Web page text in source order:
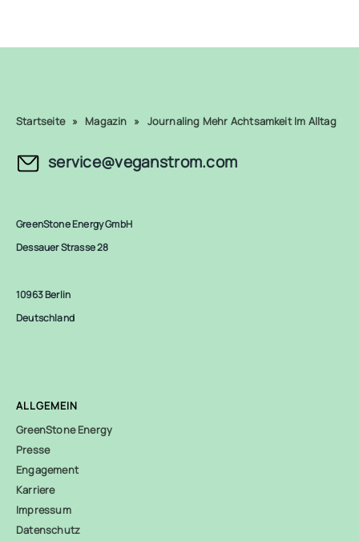
Startseite » Magazin » Journaling Mehr Achtsamkeit Im Alltag
service@veganstrom.com
GreenStone Energy GmbH
Dessauer Strasse 28
10963 Berlin
Deutschland
ALLGEMEIN
GreenStone Energy
Presse
Engagement
Karriere
Impressum
Datenschutz